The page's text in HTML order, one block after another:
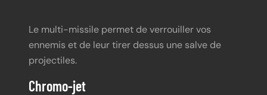
Le multi-missile permet de verrouiller vos
ennemis et de leur tirer dessus une salve de
projectiles.
Chromo-jet